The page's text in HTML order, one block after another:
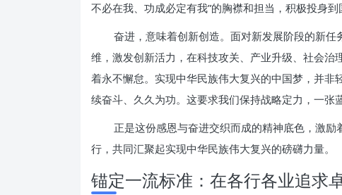
不必在我、功成必定有我”的胸襟和担当，积极投身到
奋进，意味着创新创造。面对新发展阶段的新
维，激发创新活力，在科技攻关、产业升级、社会
着永不懈怠。实现中华民族伟大复兴的中国梦，并
续奋斗、久久为功。这要求我们保持战略定力，一张
正是这份感恩与奋进交织而成的精神底色，激
行，共同汇聚起实现中华民族伟大复兴的磅礴力量。
锚定一流标准：在各行各业追求